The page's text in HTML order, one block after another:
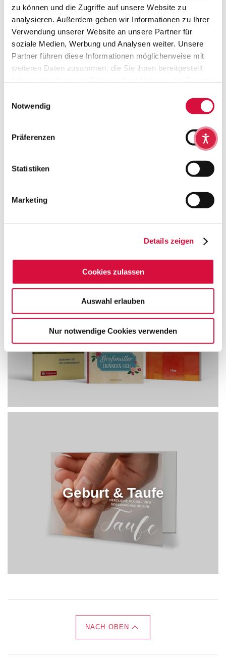
zu können und die Zugriffe auf unsere Website zu
analysieren. Außerdem geben wir Informationen zu Ihrer
Verwendung unserer Website an unsere Partner für
soziale Medien, Werbung und Analysen weiter. Unsere
Partner führen diese Informationen möglicherweise mit
weiteren Daten zusammen, die Sie ihnen bereitgestellt
Cookies, wenn Sie unsere Webseite weiterhin nutzen.
Notwendig
Präferenzen
Statistiken
Marketing
Details zeigen
Cookies zulassen
Auswahl erlauben
Nur notwendige Cookies verwenden
Lebensknotenpunkte
Leben im Alter
Geburt & Taufe
NACH OBEN